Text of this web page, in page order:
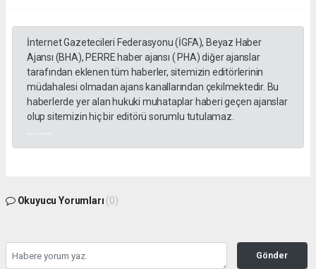
İnternet Gazetecileri Federasyonu (İGFA), Beyaz Haber
Ajansı (BHA), PERRE haber ajansı ( PHA) diğer ajanslar
tarafından eklenen tüm haberler, sitemizin editörlerinin
müdahalesi olmadan ajans kanallarından çekilmektedir. Bu
haberlerde yer alan hukuki muhataplar haberi geçen ajanslar
olup sitemizin hiç bir editörü sorumlu tutulamaz.
Okuyucu Yorumları (0)
Gönder